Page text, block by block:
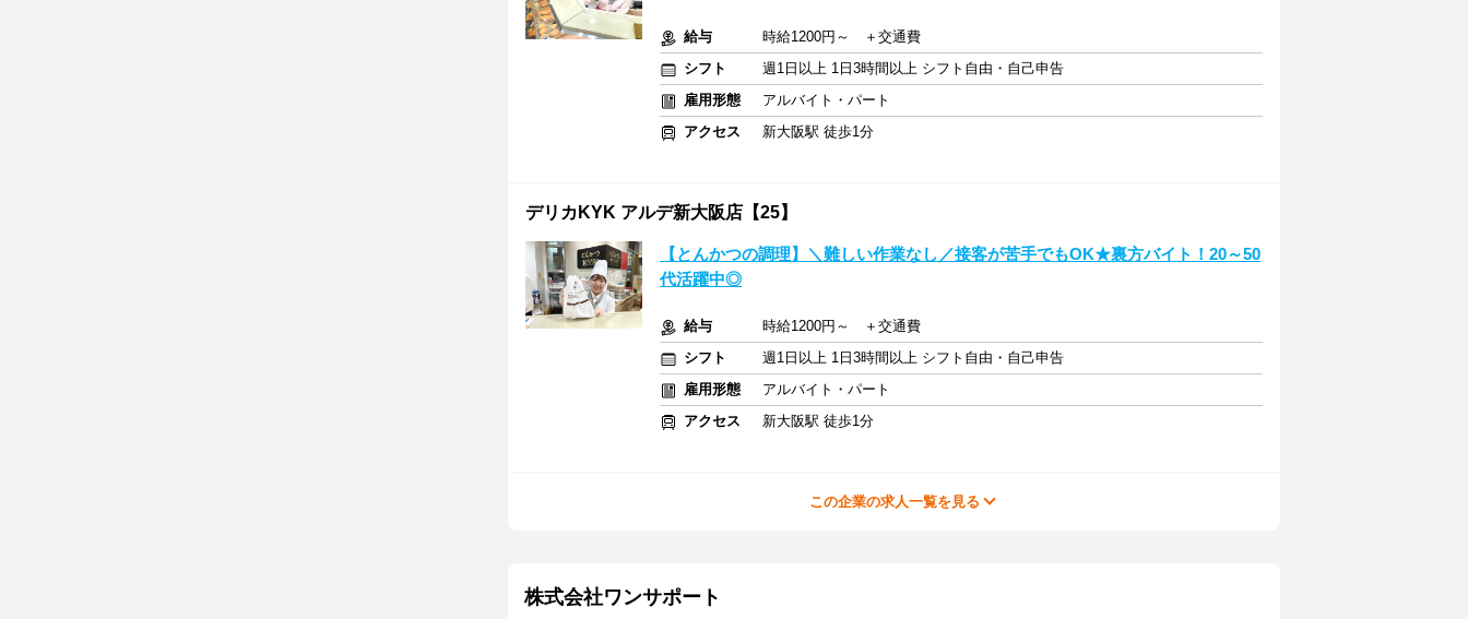
給与
時給1200円～ ＋交通費
シフト
週1日以上 1日3時間以上 シフト自由・自己申告
雇用形態
アルバイト・パート
アクセス
新大阪駅 徒歩1分
デリカKYK アルデ新大阪店【25】
【とんかつの調理】＼難しい作業なし／接客が苦手でもOK★裏方バイト！20～50
代活躍中◎
給与
時給1200円～ ＋交通費
シフト
週1日以上 1日3時間以上 シフト自由・自己申告
雇用形態
アルバイト・パート
アクセス
新大阪駅 徒歩1分
この企業の求人一覧を見る
株式会社ワンサポート